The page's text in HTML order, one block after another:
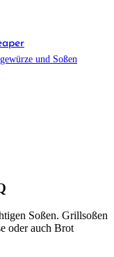
und Soßen
Soßen. Grillsoßen
oder auch Brot